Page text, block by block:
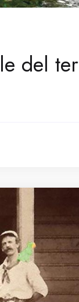
del ter